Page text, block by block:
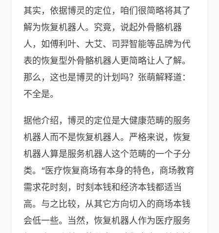
其实，依据博灵的定位，咱们很简略将其了
解为恢复机器人。究竟，说起外骨骼机器
人，如傅利叶、大艾、司羿智能等品牌为代
表的恢复型外骨骼机器人更简略让人了解。
那么，这也是博灵的计划吗？张萌解释道：
不全是。
据他介绍，博灵的定位是大健康范畴的服务
机器人而不是恢复机器人。严格来说，恢复
机器人算是服务机器人这个范畴的一个子分
类。“医疗恢复商场有本身的特色，商场教育
需求花时刻，时刻本钱和经济本钱都适当
高。与之比较，从其它方向切入的商场本钱
会低一些。当然，恢复机器人作为医疗服务